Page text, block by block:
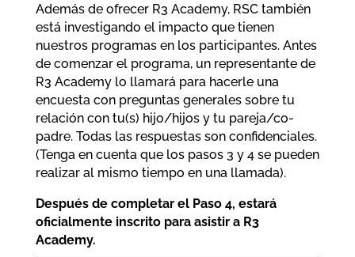
Además de ofrecer R3 Academy, RSC también
está investigando el impacto que tienen
nuestros programas en los participantes. Antes
de comenzar el programa, un representante de
R3 Academy lo llamará para hacerle una
encuesta con preguntas generales sobre tu
relación con tu(s) hijo/hijos y tu pareja/co-
padre. Todas las respuestas son confidenciales.
(Tenga en cuenta que los pasos 3 y 4 se pueden
realizar al mismo tiempo en una llamada).
Después de completar el Paso 4, estará
oficialmente inscrito para asistir a R3
Academy.